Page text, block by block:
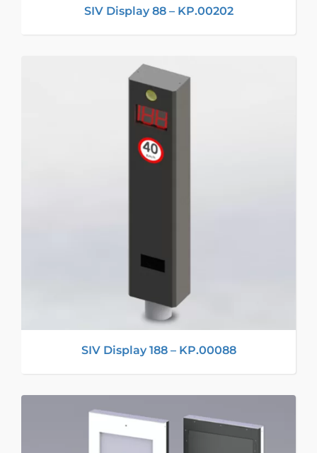
SIV Display 88 – KP.00202
SIV Display 188 – KP.00088